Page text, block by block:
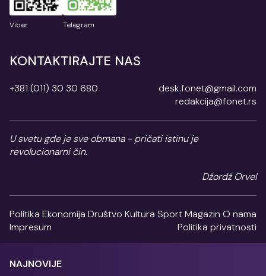
Viber Telegram
KONTAKTIRAJTE NAS
+381 (011) 30 30 680
desk.fonet@gmail.com
redakcija@fonet.rs
U svetu gde je sve obmana - pričati istinu je
revolucionarni čin.
Džordž Orvel
Politika Ekonomija Društvo Kultura SportMagazin O nama
Impresum
Politika privatnosti
NAJNOVIJE